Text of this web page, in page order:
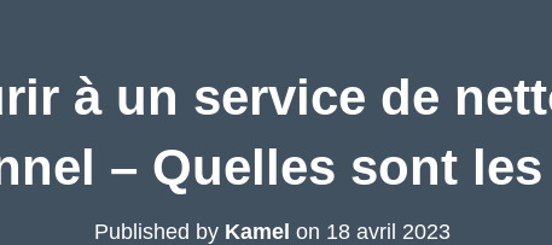
à un service de
– Quelles sont
Published by Kamel on 18 avril 2023